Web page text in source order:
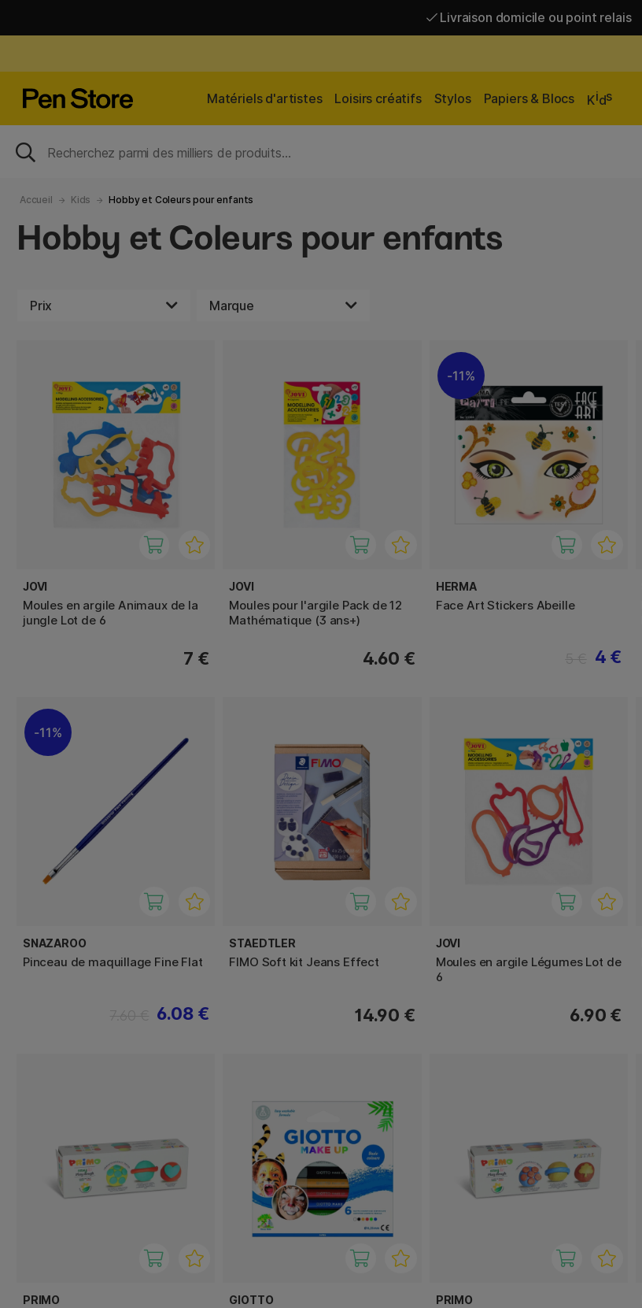
Livraison domicile ou point relais
Matériels d'artistes Loisirs créatifs Stylos Papiers & Blocs Kids
Accueil Kids Hobby et Coleurs pour enfants
Hobby et Coleurs pour enfants
Prix Marque
JOVI
Moules en argile Animaux de la
jungle Lot de 6
7 €
JOVI
Moules pour l'argile Pack de 12
Mathématique (3 ans+)
4.60 €
11%
HERMA
Face Art Stickers Abeille
4 €
11%
SNAZAROO
Pinceau de maquillage Fine Flat
6.08 €
STAEDTLER
FIMO Soft kit Jeans Effect
14.90 €
JOVI
Moules en argile Légumes Lot de
6
6.90 €
PRIMO GIOTTO PRIMO